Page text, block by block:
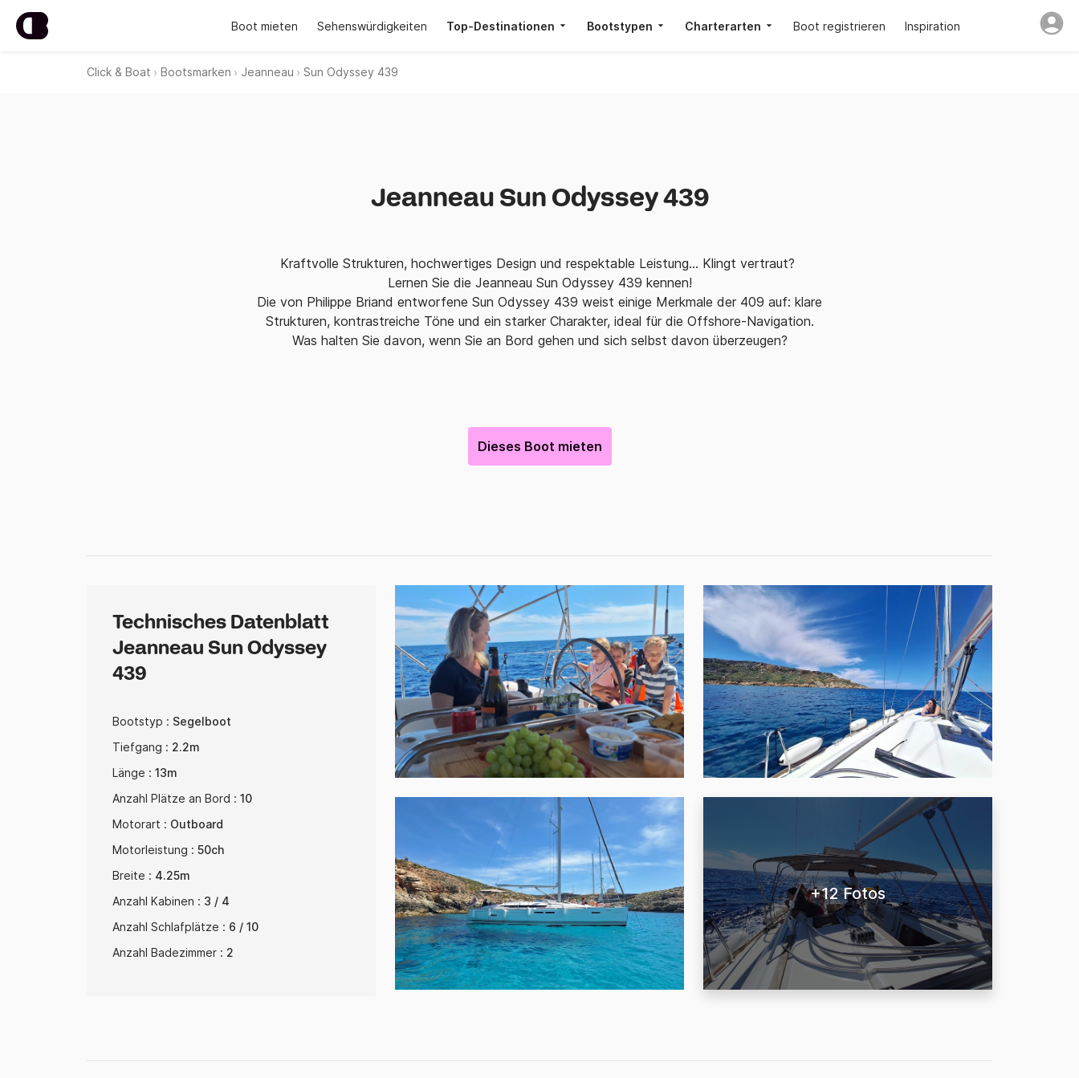
Boot mieten Sehenswürdigkeiten Top-Destinationen Bootstypen Charterarten Boot registrieren Inspiration
Click & Boat Bootsmarken Jeanneau Sun Odyssey 439
Jeanneau Sun Odyssey 439
Kraftvolle Strukturen, hochwertiges Design und respektable Leistung... Klingt vertraut?
Lernen Sie die Jeanneau Sun Odyssey 439 kennen!
Die von Philippe Briand entworfene Sun Odyssey 439 weist einige Merkmale der 409 auf: klare
Strukturen, kontrastreiche Töne und ein starker Charakter, ideal für die Offshore-Navigation.
Was halten Sie davon, wenn Sie an Bord gehen und sich selbst davon überzeugen?
Dieses Boot mieten
Technisches Datenblatt
Jeanneau Sun Odyssey
439
Bootstyp : Segelboot
Tiefgang : 2.2m
Länge : 13m
Anzahl Plätze an Bord : 10
Motorart : Outboard
Motorleistung : 50ch
Breite : 4.25m
Anzahl Kabinen : 3 / 4
Anzahl Schlafplätze : 6 / 10
Anzahl Badezimmer : 2
+12 Fotos